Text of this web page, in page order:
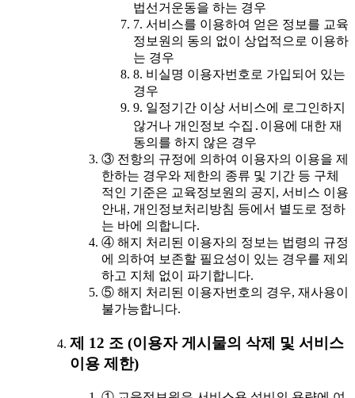
법선거운동을 하는 경우
7. 서비스를 이용하여 얻은 정보를 교육
정보원의 동의 없이 상업적으로 이용하
는 경우
8. 비실명 이용자번호로 가입되어 있는
경우
9. 일정기간 이상 서비스에 로그인하지
않거나 개인정보 수집․이용에 대한 재
동의를 하지 않은 경우
③ 전항의 규정에 의하여 이용자의 이용을 제
한하는 경우와 제한의 종류 및 기간 등 구체
적인 기준은 교육정보원의 공지, 서비스 이용
안내, 개인정보처리방침 등에서 별도로 정하
는 바에 의합니다.
④ 해지 처리된 이용자의 정보는 법령의 규정
에 의하여 보존할 필요성이 있는 경우를 제외
하고 지체 없이 파기합니다.
⑤ 해지 처리된 이용자번호의 경우, 재사용이
불가능합니다.
제 12 조 (이용자 게시물의 삭제 및 서비스
이용 제한)